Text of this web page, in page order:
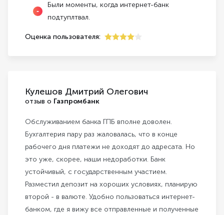
Были моменты, когда интернет-банк
подтуплтвал.
Оценка пользователя:
Кулешов Дмитрий Олегович
отзыв о Газпромбанк
Обслуживанием банка ГПБ вполне доволен.
Бухгалтерия пару раз жаловалась, что в конце
рабочего дня платежи не доходят до адресата. Но
это уже, скорее, наши недоработки. Банк
устойчивый, с государственным участием.
Разместил депозит на хороших условиях, планирую
второй - в валюте. Удобно пользоваться интернет-
банком, где я вижу все отправленные и полученные